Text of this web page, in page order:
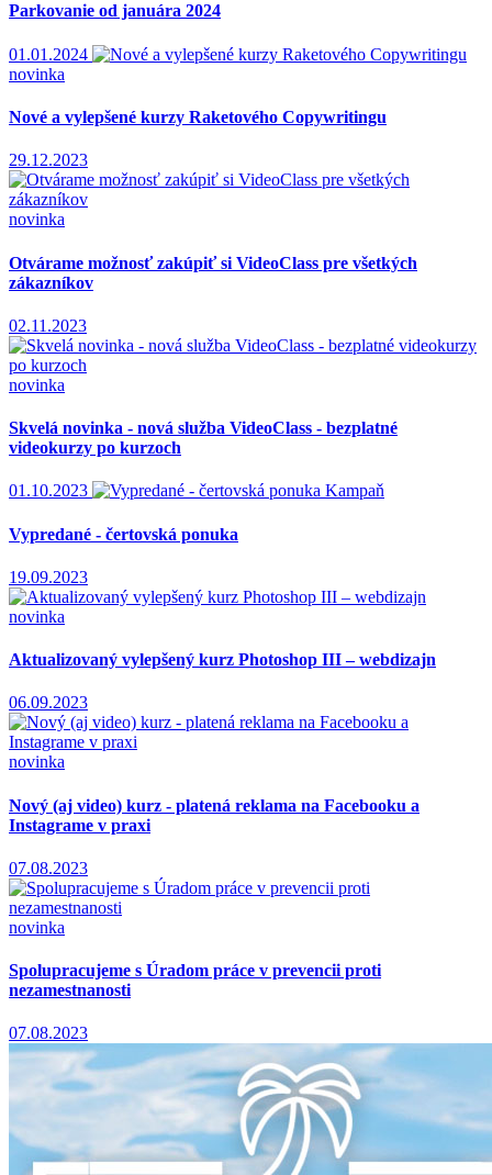
Parkovanie od januára 2024
01.01.2024
novinka
Nové a vylepšené kurzy Raketového Copywritingu
29.12.2023
novinka
Otvárame možnosť zakúpiť si VideoClass pre všetkých
zákazníkov
02.11.2023
novinka
Skvelá novinka - nová služba VideoClass - bezplatné
videokurzy po kurzoch
01.10.2023 Kampaň
Vypredané - čertovská ponuka
19.09.2023
novinka
Aktualizovaný vylepšený kurz Photoshop III – webdizajn
06.09.2023
novinka
Nový (aj video) kurz - platená reklama na Facebooku a
Instagrame v praxi
07.08.2023
novinka
Spolupracujeme s Úradom práce v prevencii proti
nezamestnanosti
07.08.2023